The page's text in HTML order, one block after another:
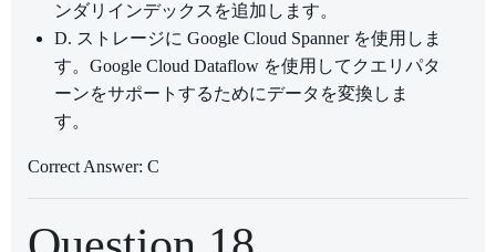
ンダリインデックスを追加します。
D. ストレージに Google Cloud Spanner を使用しま
す。Google Cloud Dataflow を使用してクエリパタ
ーンをサポートするためにデータを変換しま
す。
Correct Answer: C